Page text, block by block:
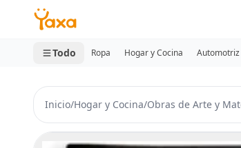
MINI CARRITO
0 productos
Todo Ropa Hogar y Cocina Automotriz
Inicio/Hogar y Cocina/Obras de Arte y